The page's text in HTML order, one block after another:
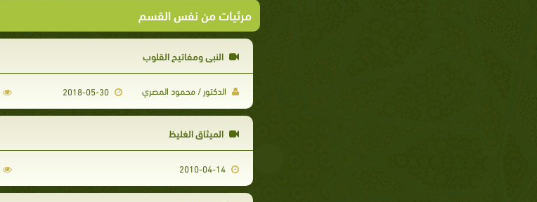
مرئيات من نفس القسم
النبي ومفاتيح القلوب
الدكتور / محمود المصري
الميثاق الغليظ
2010-04-14